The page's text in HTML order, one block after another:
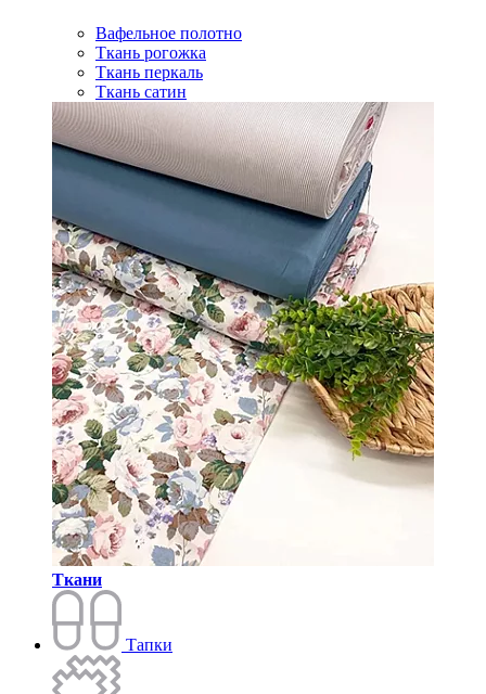
Вафельное полотно
Ткань рогожка
Ткань перкаль
Ткань сатин
Ткани
Тапки